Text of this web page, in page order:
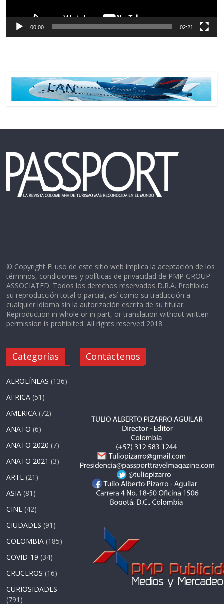
00:00 02:21
© Copyright El uso de este sitio web implica la aceptación de los
términos, condiciones y políticas de privacidad de PMP GROUP
ASSOCIATED. Todos los derechos reservados D.R.A. Prohibida
su reproducción total o parcial, así como su traducción a
cualquier idioma sin la autorización escrita de su titular.
Reproduction in whole or in part, or translation without written
permission is prohibited. All rights reserved 2018
Categorías
AEROLÍNEAS (136)
AFRICA (51)
AMERICA (72)
ANATO (6)
ANATO 2020 (7)
ANATO 2021 (3)
ARTE (21)
ASIA (81)
CINE (42)
CIUDADES (91)
COLOMBIA (185)
COVID-19 (34)
CRUCEROS (16)
CURIOSIDADES
(791)
Contáctenos